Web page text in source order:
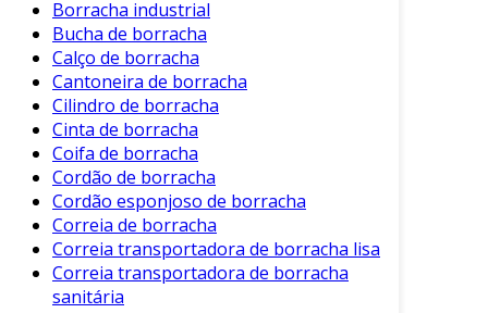
A utilização de esferas de borracha oferece
uma ampla gama de vantagens. Entre os
principais benefícios, destacam-se:
Versatilidade:Podem ser utilizadas em
diferentes indústrias, desde a automotiva
até a alimentícia.
Redução de Ruído:Contribuem para a
absorção de choque e redução do ruído
em máquinas e equipamentos.
Custo-benefício:Normalmente mais
acessíveis do que alternativas em metal
Borracha industrial
Bucha de borracha
Calço de borracha
Cantoneira de borracha
Cilindro de borracha
Cinta de borracha
Coifa de borracha
Cordão de borracha
Cordão esponjoso de borracha
Correia de borracha
Correia transportadora de borracha lisa
Correia transportadora de borracha
sanitária